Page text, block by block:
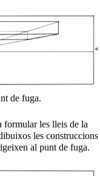
de fuga.
formular les lleis de la
les construccions
al punt de fuga.